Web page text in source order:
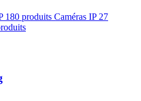
180 produits Caméras IP 27